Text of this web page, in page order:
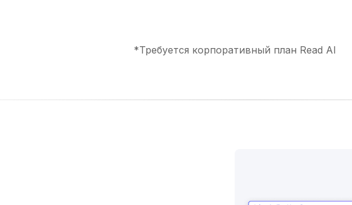
*Требуется корпоративный план Read AI